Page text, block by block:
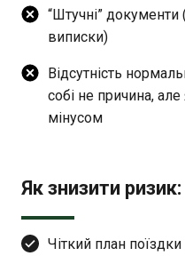
“Штучні”
виписки)
Відсутність
собі не причина,
мінусом
Як знизити ризик:
Чіткий план